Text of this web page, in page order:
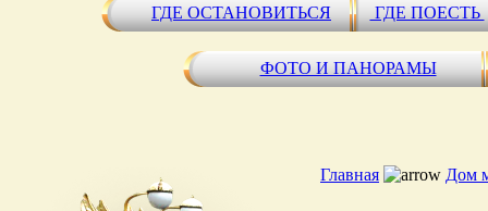
ГДЕ ОСТАНОВИТЬСЯ ГДЕ ПОЕСТЬ
ФОТО И ПАНОРАМЫ
Главная Дом